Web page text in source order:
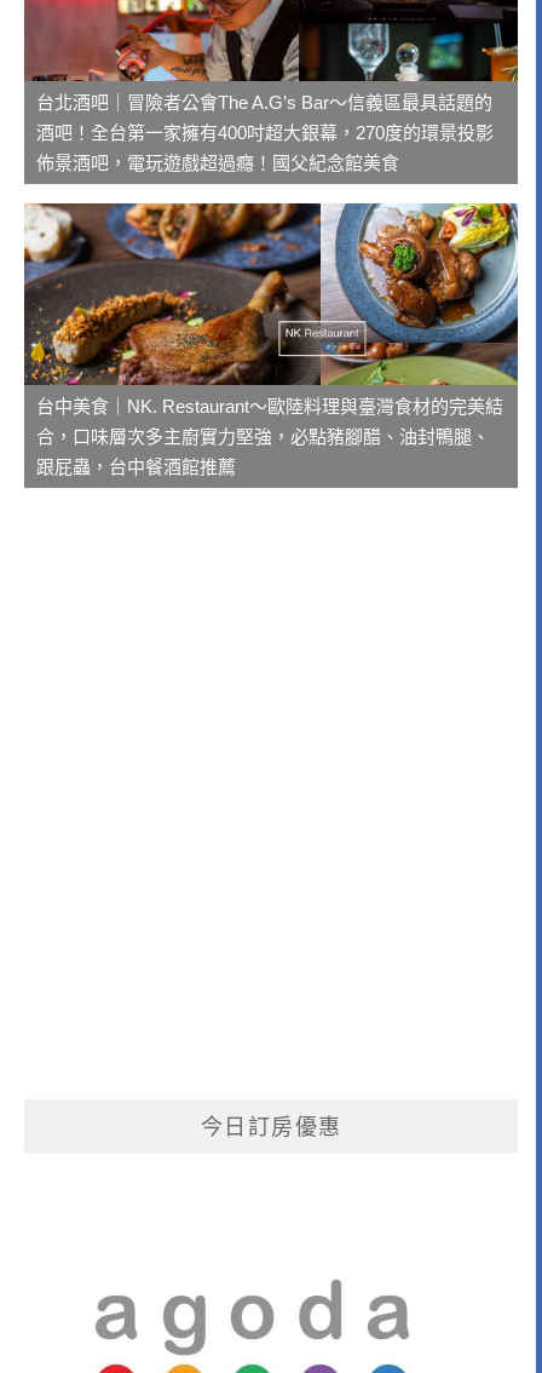
台北酒吧｜冒險者公會The A.G’s Bar～信義區最具話題的
酒吧！全台第一家擁有400吋超大銀幕，270度的環景投影
佈景酒吧，電玩遊戲超過癮！國父紀念館美食
台中美食｜NK. Restaurant～歐陸料理與臺灣食材的完美結
合，口味層次多主廚實力堅強，必點豬腳醋、油封鴨腿、
跟屁蟲，台中餐酒館推薦
今日訂房優惠